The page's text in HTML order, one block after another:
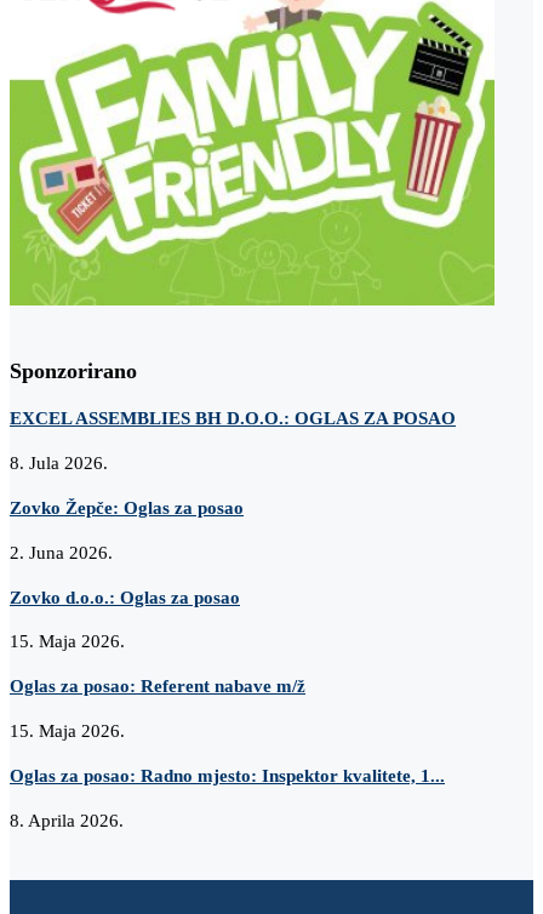
Sponzorirano
EXCEL ASSEMBLIES BH D.O.O.: OGLAS ZA POSAO
8. Jula 2026.
Zovko Žepče: Oglas za posao
2. Juna 2026.
Zovko d.o.o.: Oglas za posao
15. Maja 2026.
Oglas za posao: Referent nabave m/ž
15. Maja 2026.
Oglas za posao: Radno mjesto: Inspektor kvalitete, 1...
8. Aprila 2026.